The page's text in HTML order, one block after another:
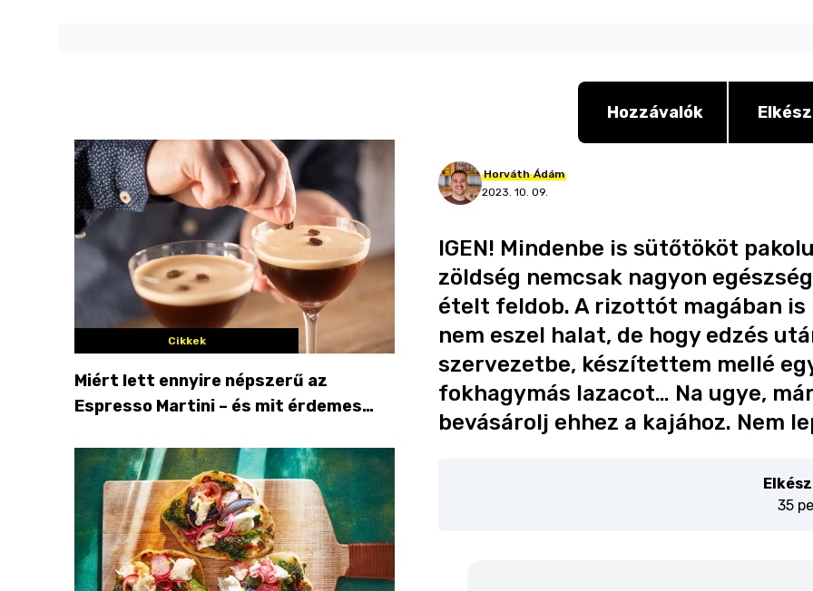
Cikkek
Miért lett ennyire népszerű az
Espresso Martini – és mit érdemes
Hozzávalók
Horváth Ádám
2023. 10. 09.
IGEN! Mindenbe is sütőtököt
zöldség nemcsak nagyon
ételt feldob. A rizottót magában
nem eszel halat, de hogy edzés
szervezetbe, készítettem mellé
fokhagymás lazacot… Na ugye,
bevásárolj ehhez a kajához. Nem
35